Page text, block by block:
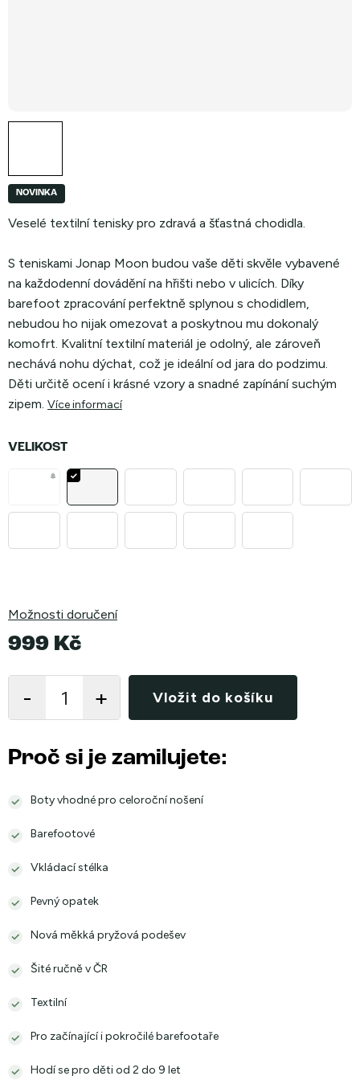
NOVINKA
Veselé textilní tenisky pro zdravá a šťastná chodidla.
S teniskami Jonap Moon budou vaše děti skvěle vybavené
na každodenní dovádění na hřišti nebo v ulicích. Díky
barefoot zpracování perfektně splynou s chodidlem,
nebudou ho nijak omezovat a poskytnou mu dokonalý
komofrt. Kvalitní textilní materiál je odolný, ale zároveň
nechává nohu dýchat, což je ideální od jara do podzimu.
Děti určitě ocení i krásné vzory a snadné zapínání suchým
zipem. Více informací
VELIKOST
Možnosti doručení
999 Kč
cena:
Vložit do košíku
Proč si je zamilujete:
Boty vhodné pro celoroční nošení
Barefootové
Vkládací stélka
Pevný opatek
Nová měkká pryžová podešev
Šité ručně v ČR
Textilní
Pro začínající i pokročilé barefootaře
Hodí se pro děti od 2 do 9 let